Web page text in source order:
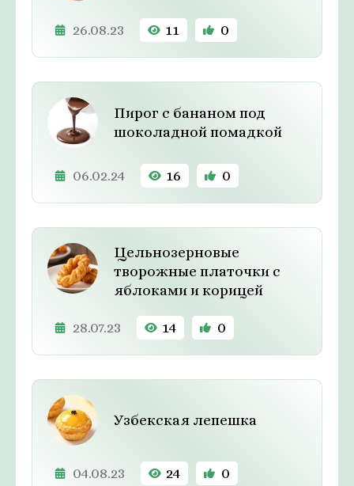
26.08.23 11 0
Пирог с бананом под
шоколадной помадкой
06.02.24 16 0
Цельнозерновые
творожные платочки с
яблоками и корицей
28.07.23 14 0
Узбекская лепешка
04.08.23 24 0